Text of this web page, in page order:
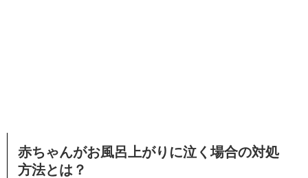
赤ちゃんがお風呂上がりに泣く場合の対処
方法とは？